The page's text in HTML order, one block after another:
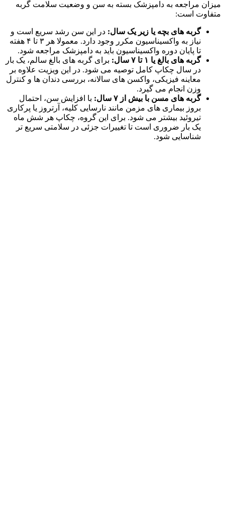
میزان مراجعه به دامپزشک بسته به سن و وضعیت سلامت گربه
متفاوت است:
گربه‌ های بچه یا زیر یک سال: در این سن رشد سریع است و
نیاز به واکسیناسیون مکرر وجود دارد. معمولا هر ۳ تا ۴ هفته
تا پایان دوره واکسیناسیون باید به دامپزشک مراجعه شود.
گربه‌ های بالغ یا ۱ تا ۷ سال:
برای گربه‌ های بالغ سالم، یک بار
در سال چکاپ کامل توصیه می‌ شود. در این ویزیت علاوه بر
معاینه فیزیکی، واکسن‌ های سالانه، بررسی دندان‌ ها و کنترل
وزن انجام می‌ گیرد.
گربه‌ های مسن با بیش از ۷ سال:
با افزایش سن، احتمال
بروز بیماری‌ های مزمن مانند نارسایی کلیه، آرتروز یا پرکاری
تیروئید بیشتر می‌ شود. برای این گروه، چکاپ هر شش ماه
یک‌ بار ضروری است تا تغییرات جزئی در سلامتی سریع‌ تر
شناسایی شود.